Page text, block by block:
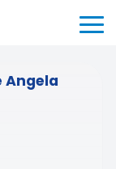
Angela